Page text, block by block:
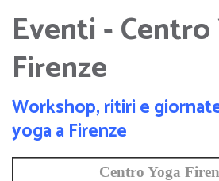
Eventi -
Firenze
Workshop, ritiri e
yoga a Firenze
Centro Yoga